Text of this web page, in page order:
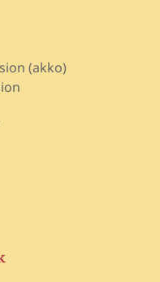
(akko)